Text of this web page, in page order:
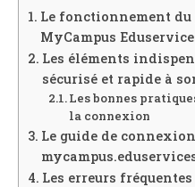
Le fonctionnement
MyCampus
Les éléments
sécurisé et rapide à
Les bonnes
la connexion
Le guide de
Les erreurs